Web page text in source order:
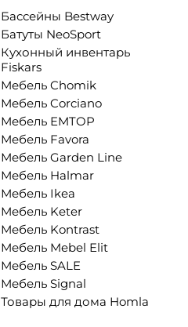
Бассейны Bestway
Батуты NeoSport
Кухонный инвентарь
Fiskars
Мебель Chomik
Мебель Corciano
Мебель EMTOP
Мебель Favora
Мебель Garden Line
Мебель Halmar
Мебель Ikea
Мебель Keter
Мебель Kontrast
Мебель Mebel Elit
Мебель SALE
Мебель Signal
Товары для дома Homla